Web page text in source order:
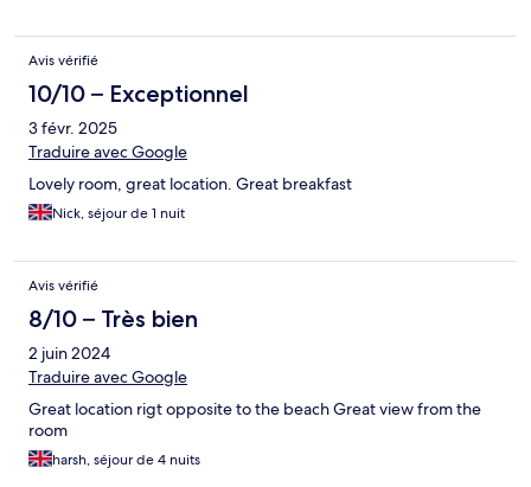
Avis vérifié
10/10 – Exceptionnel
3 févr. 2025
Traduire avec Google
Lovely room, great location. Great breakfast
Nick, séjour de 1 nuit
Avis vérifié
8/10 – Très bien
2 juin 2024
Traduire avec Google
Great location rigt opposite to the beach Great view from the
room
harsh, séjour de 4 nuits